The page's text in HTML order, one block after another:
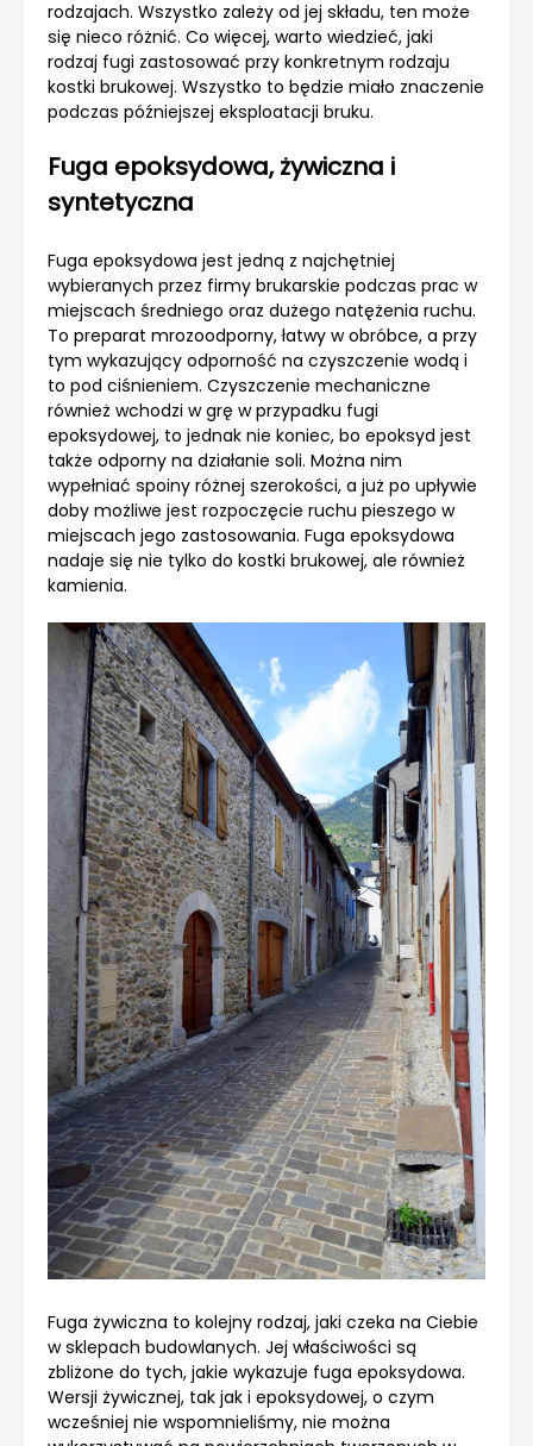
rodzajach. Wszystko zależy od jej składu, ten może
się nieco różnić. Co więcej, warto wiedzieć, jaki
rodzaj fugi zastosować przy konkretnym rodzaju
kostki brukowej. Wszystko to będzie miało znaczenie
podczas późniejszej eksploatacji bruku.
Fuga epoksydowa, żywiczna i
syntetyczna
Fuga epoksydowa jest jedną z najchętniej
wybieranych przez firmy brukarskie podczas prac w
miejscach średniego oraz dużego natężenia ruchu.
To preparat mrozoodporny, łatwy w obróbce, a przy
tym wykazujący odporność na czyszczenie wodą i
to pod ciśnieniem. Czyszczenie mechaniczne
również wchodzi w grę w przypadku fugi
epoksydowej, to jednak nie koniec, bo epoksyd jest
także odporny na działanie soli. Można nim
wypełniać spoiny różnej szerokości, a już po upływie
doby możliwe jest rozpoczęcie ruchu pieszego w
miejscach jego zastosowania. Fuga epoksydowa
nadaje się nie tylko do kostki brukowej, ale również
kamienia.
Fuga żywiczna to kolejny rodzaj, jaki czeka na Ciebie
w sklepach budowlanych. Jej właściwości są
zbliżone do tych, jakie wykazuje fuga epoksydowa.
Wersji żywicznej, tak jak i epoksydowej, o czym
wcześniej nie wspomnieliśmy, nie można